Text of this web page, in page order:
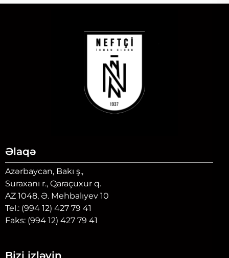
Əlaqə
Azərbaycan, Bakı ş.,
Suraxanı r., Qaraçuxur q.
AZ 1048, Ə. Mehbalıyev 10
Tel.: (994 12) 427 79 41
Faks: (994 12) 427 79 41
Bizi izləyin